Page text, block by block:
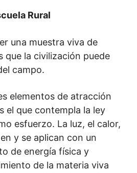
Rural
una muestra viva de
que la civilización puede
campo.
elementos de atracción
el que contempla la ley
esfuerzo. La luz, el calor,
y se aplican con un
de energía física y
de la materia viva